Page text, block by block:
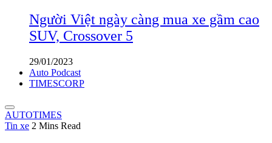
Người Việt ngày càng mua xe gầm cao
SUV, Crossover 5
29/01/2023
Auto Podcast
TIMESCORP
AUTOTIMES
Tin xe 2 Mins Read